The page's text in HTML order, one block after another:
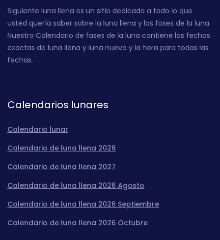
Siguiente luna llena es un sitio dedicado a todo lo que
usted quería saber sobre la luna llena y las fases de la luna.
Nuestro Calendario de fases de la luna contiene las fechas
exactas de luna llena y luna nueva y la hora para todas las
fechas.
Calendarios lunares
Calendario lunar
Calendario de luna llena 2026
Calendario de luna llena 2027
Calendario de luna llena 2026 Agosto
Calendario de luna llena 2026 Septiembre
Calendario de luna llena 2026 Octubre